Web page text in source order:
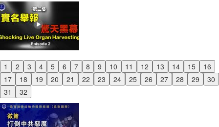
1 2 3 4 5 6 7 8 9 10 11 12 13 14 15
16
17
18 19 20 21 22 23 24 25 26 27 28 29
30
31
32
Previous
Next